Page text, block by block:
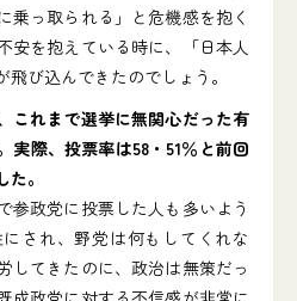
乗っ取られる」と危機感を抱く
安を抱えている時に、「日本人
び込んできたのでしょう。
これまで選挙に無関心だった有
実際、投票率は58・51％と前回
。
参政党に投票した人も多いよう
され、野党は何もしてくれな
してきたのに、政治は無策だっ